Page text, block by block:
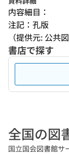
内容細目：
注記：孔版
（提供元: 公共
書店で探す
全国の図
国立国会図書館サ